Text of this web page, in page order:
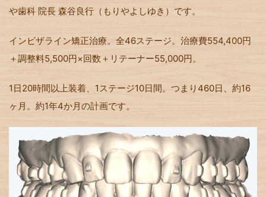
や歯科 院長 森谷良行（もりやよしゆき）です。
インビザライン矯正治療。全46ステージ。治療費554,400円
＋調整料5,500円×回数＋リテーナー55,000円。
1日20時間以上装着、1ステージ10日間。つまり460日、約16
ヶ月。約1年4か月の計画です。